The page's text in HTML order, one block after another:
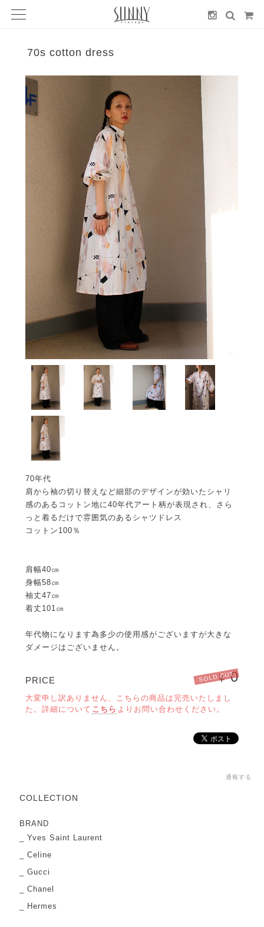
70s cotton dress
70年代
肩から袖の切り替えなど細部のデザインが効いたシャリ
感のあるコットン地に40年代アート柄が表現され、さら
っと着るだけで雰囲気のあるシャツドレス
コットン100％
肩幅40㎝
身幅58㎝
袖丈47㎝
着丈101㎝
年代物になります為多少の使用感がございますが大きな
ダメージはございません。
PRICE ¥0
SOLD OUT
大変申し訳ありません、こちらの商品は完売いたしまし
た。詳細について こちら よりお問い合わせください。
通報する
COLLECTION
BRAND
Yves Saint Laurent
Celine
Gucci
Chanel
Hermes